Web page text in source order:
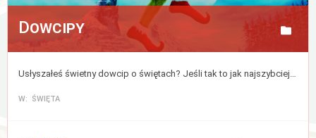
Dowcipy
Usłyszałeś świetny dowcip o świętach? Jeśli tak to jak najszybciej podziel się nim z nami, lub zajrzyj tu po odrobinę uśmiechu.
W: ŚWIĘTA